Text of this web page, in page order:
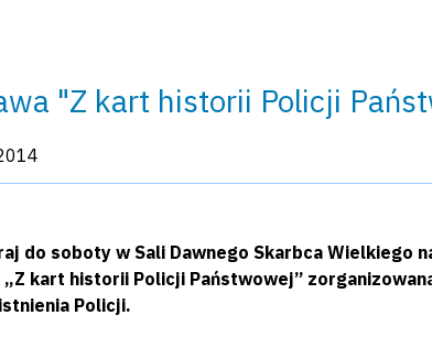
"Z kart historii Policji
do soboty w Sali Dawnego Skarbca Wielkiego
kart historii Policji Państwowej”
Policji.